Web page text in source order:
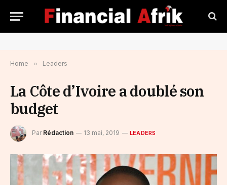
Home » Leaders
La Côte d’Ivoire a doublé son
budget
Par Rédaction 13 mai, 2019 LEADERS